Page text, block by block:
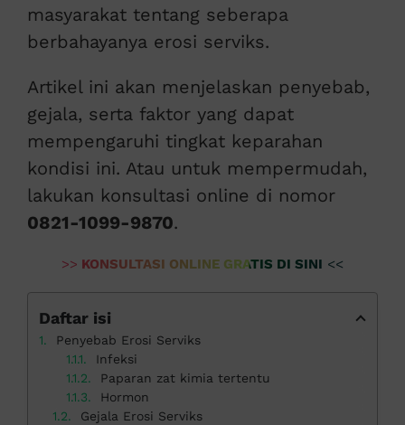
masyarakat tentang seberapa
berbahayanya erosi serviks.
Artikel ini akan menjelaskan penyebab,
gejala, serta faktor yang dapat
mempengaruhi tingkat keparahan
kondisi ini. Atau untuk mempermudah,
lakukan konsultasi online di nomor
0821-1099-9870.
>> KONSULTASI ONLINE GRATIS DI SINI <<
Daftar isi
Penyebab Erosi Serviks
Infeksi
Paparan zat kimia tertentu
Hormon
Gejala Erosi Serviks